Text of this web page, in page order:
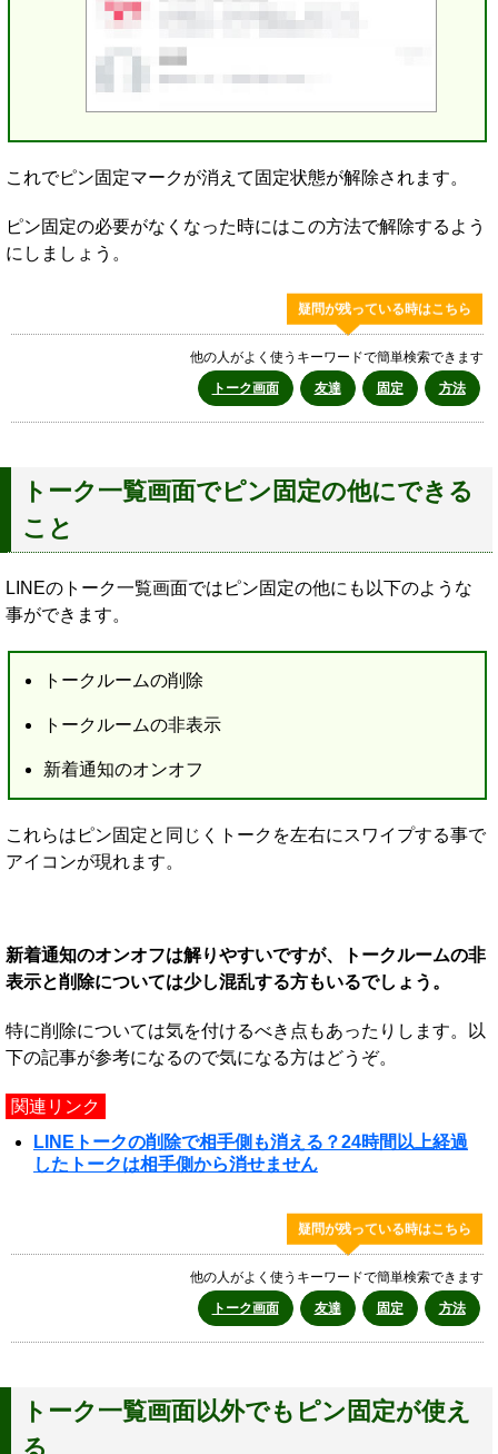
これでピン固定マークが消えて固定状態が解除されます。
ピン固定の必要がなくなった時にはこの方法で解除するよう
にしましょう。
疑問が残っている時はこちら
他の人がよく使うキーワードで簡単検索できます
トーク画面
友達 固定 方法
トーク一覧画面でピン固定の他にできる
こと
LINEのトーク一覧画面ではピン固定の他にも以下のような
事ができます。
トークルームの削除
トークルームの非表示
新着通知のオンオフ
これらはピン固定と同じくトークを左右にスワイプする事で
アイコンが現れます。
新着通知のオンオフは解りやすいですが、トークルームの非
表示と削除については少し混乱する方もいるでしょう。
特に削除については気を付けるべき点もあったりします。以
下の記事が参考になるので気になる方はどうぞ。
関連リンク
LINEトークの削除で相手側も消える？24時間以上経過
したトークは相手側から消せません
疑問が残っている時はこちら
他の人がよく使うキーワードで簡単検索できます
トーク画面
友達 固定 方法
トーク一覧画面以外でもピン固定が使え
る